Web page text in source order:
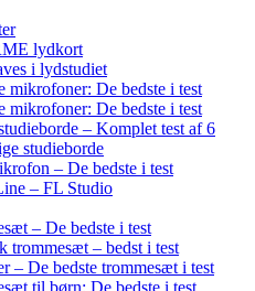
lydkort
i lydstudiet
mikrofoner: De bedste i test
mikrofoner: De bedste i test
– Komplet test af 6
studieborde
– De bedste i test
– FL Studio
– De bedste i test
trommesæt – bedst i test
– De bedste trommesæt i test
til børn: De bedste i test